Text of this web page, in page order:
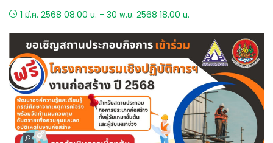
1 มี.ค. 2568 08.00 น. - 30 พ.ย. 2568 18.00 น.